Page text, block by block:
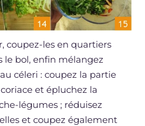
coupez-les en quartiers
le bol, enfin mélangez
céleri : coupez la partie
et épluchez la
légumes ; réduisez
et coupez également